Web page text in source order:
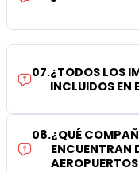
07.¿TODOS LOS
INCLUIDOS EN
08.¿QUÉ
ENCUENTRAN